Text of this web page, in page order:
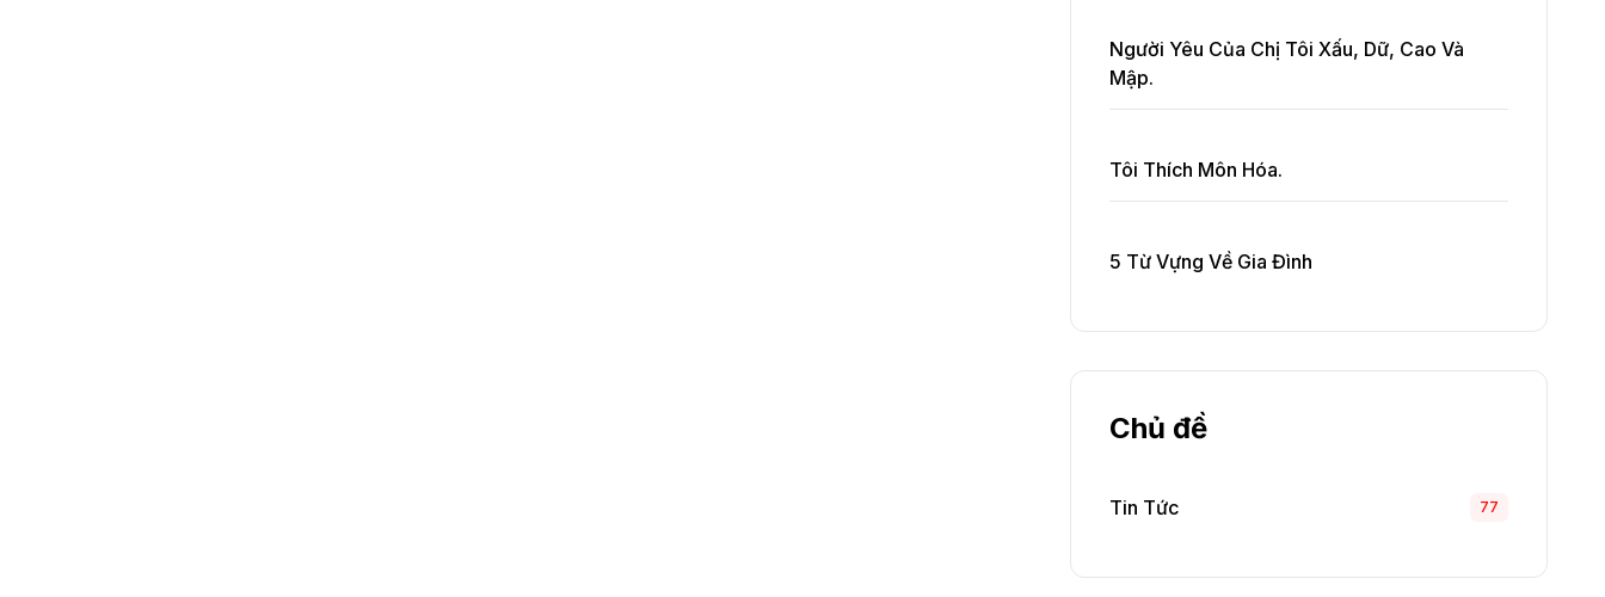
Người Yêu Của Chị Tôi Xấu, Dữ, Cao Và
Mập.
Tôi Thích Môn Hóa.
5 Từ Vựng Về Gia Đình
Chủ đề
Tin Tức 77